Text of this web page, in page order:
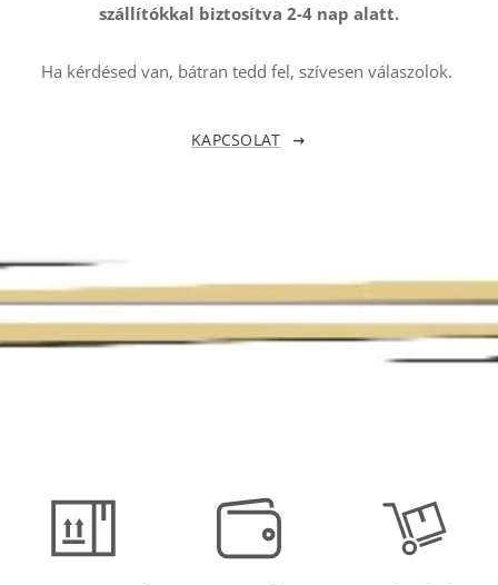
szállítókkal biztosítva 2-4 nap alatt.
Ha kérdésed van, bátran tedd fel, szívesen válaszolok.
KAPCSOLAT